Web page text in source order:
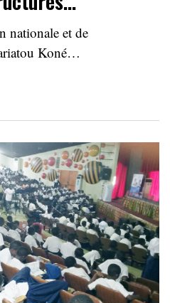
nationale et de
Koné…